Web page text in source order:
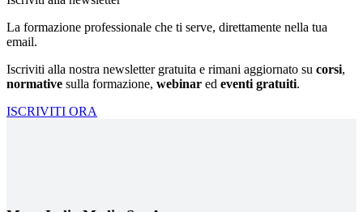
La formazione professionale che ti serve, direttamente nella tua
email.
Iscriviti alla nostra newsletter gratuita e rimani aggiornato su corsi,
normative sulla formazione, webinar ed eventi gratuiti.
ISCRIVITI ORA